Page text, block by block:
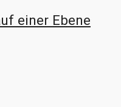
einer Ebene